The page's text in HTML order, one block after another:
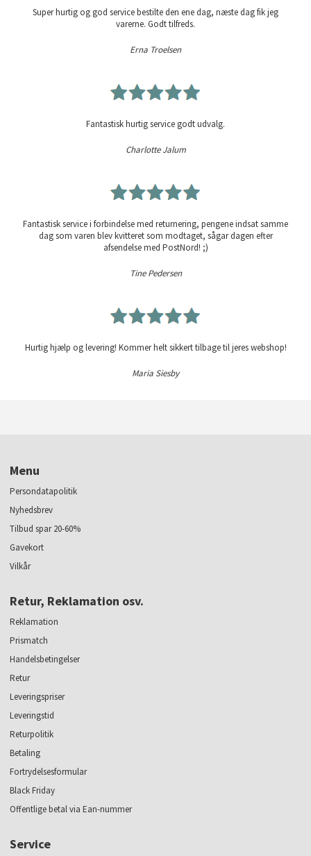
Super hurtig og god service bestilte den ene dag, næste dag fik jeg
varerne. Godt tilfreds.
Erna Troelsen
Fantastisk hurtig service godt udvalg.
Charlotte Jalum
Fantastisk service i forbindelse med returnering, pengene indsat samme
dag som varen blev kvitteret som modtaget, sågar dagen efter
afsendelse med PostNord! ;)
Tine Pedersen
Hurtig hjælp og levering! Kommer helt sikkert tilbage til jeres webshop!
Maria Siesby
Menu
Persondatapolitik
Nyhedsbrev
Tilbud spar 20-60%
Gavekort
Vilkår
Retur, Reklamation osv.
Reklamation
Prismatch
Handelsbetingelser
Retur
Leveringspriser
Leveringstid
Returpolitik
Betaling
Fortrydelsesformular
Black Friday
Offentlige betal via Ean-nummer
Service